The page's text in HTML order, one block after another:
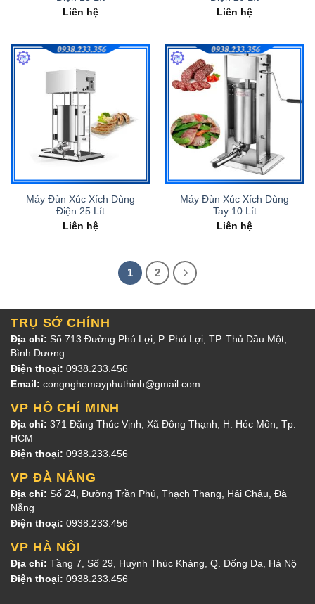
Liên hệ
Liên hệ
Máy Đùn Xúc Xích Dùng
Điện 25 Lít
Liên hệ
Máy Đùn Xúc Xích Dùng
Tay 10 Lít
Liên hệ
1 2
TRỤ SỞ CHÍNH
Địa chỉ: Số 713 Đường Phú Lợi, P. Phú Lợi, TP. Thủ Dầu Một,
Bình Dương
Điện thoại: 0938.233.456
Email: congnghemayphuthinh@gmail.com
VP HỒ CHÍ MINH
Địa chỉ: 371 Đặng Thúc Vịnh, Xã Đông Thạnh, H. Hóc Môn, Tp.
HCM
Điện thoại: 0938.233.456
VP ĐÀ NẴNG
Địa chỉ: Số 24, Đường Trần Phú, Thạch Thang, Hải Châu, Đà
Nẵng
Điện thoại: 0938.233.456
VP HÀ NỘI
Địa chỉ: Tầng 7, Số 29, Huỳnh Thúc Kháng, Q. Đống Đa, Hà Nộ
Điện thoại: 0938.233.456